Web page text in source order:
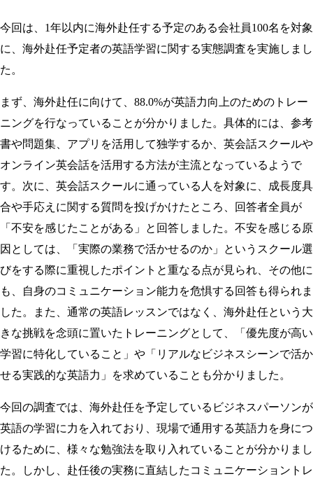
今回は、1年以内に海外赴任する予定のある会社員100名を対象
に、海外赴任予定者の英語学習に関する実態調査を実施しまし
た。
まず、海外赴任に向けて、88.0%が英語力向上のためのトレー
ニングを行なっていることが分かりました。具体的には、参考
書や問題集、アプリを活用して独学するか、英会話スクールや
オンライン英会話を活用する方法が主流となっているようで
す。次に、英会話スクールに通っている人を対象に、成長度具
合や手応えに関する質問を投げかけたところ、回答者全員が
「不安を感じたことがある」と回答しました。不安を感じる原
因としては、「実際の業務で活かせるのか」というスクール選
びをする際に重視したポイントと重なる点が見られ、その他に
も、自身のコミュニケーション能力を危惧する回答も得られま
した。また、通常の英語レッスンではなく、海外赴任という大
きな挑戦を念頭に置いたトレーニングとして、「優先度が高い
学習に特化していること」や「リアルなビジネスシーンで活か
せる実践的な英語力」を求めていることも分かりました。
今回の調査では、海外赴任を予定しているビジネスパーソンが
英語の学習に力を入れており、現場で通用する英語力を身につ
けるために、様々な勉強法を取り入れていることが分かりまし
た。しかし、赴任後の実務に直結したコミュニケーショントレ